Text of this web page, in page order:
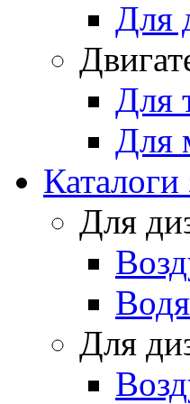
Для
Для
Для
Каталоги
Для
Для